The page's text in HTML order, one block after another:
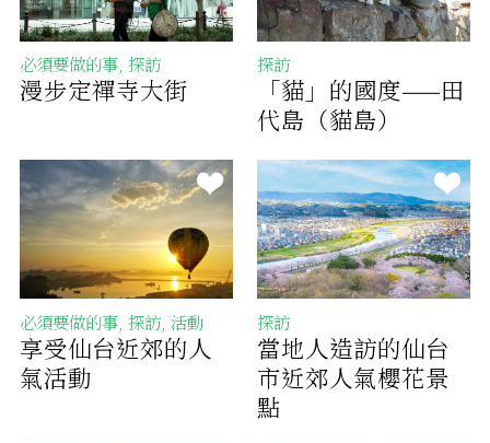
必須要做的事, 探訪
漫步定禪寺大街
探訪
「貓」的國度——田
代島（貓島）
必須要做的事, 探訪, 活動
享受仙台近郊的人
氣活動
探訪
當地人造訪的仙台
市近郊人氣櫻花景
點